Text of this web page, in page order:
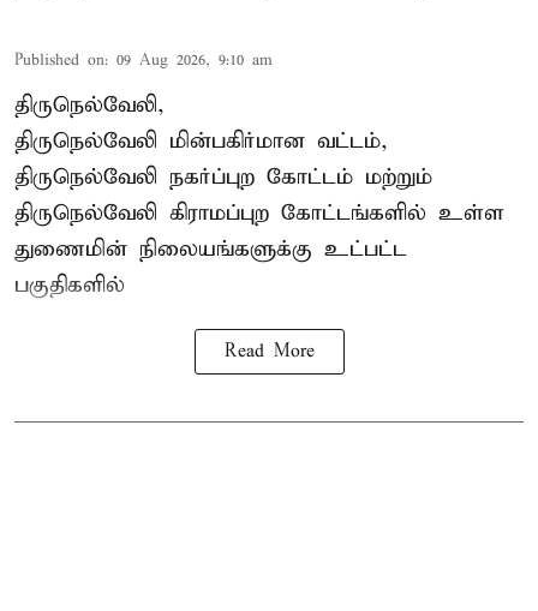
Published on: 09 Aug 2026, 9:10 am
திருநெல்வேலி,
திருநெல்வேலி மின்பகிர்மான வட்டம்,
திருநெல்வேலி நகர்ப்புற கோட்டம் மற்றும்
திருநெல்வேலி கிராமப்புற கோட்டங்களில் உள்ள
துணைமின் நிலையங்களுக்கு உட்பட்ட
பகுதிகளில்
Read More